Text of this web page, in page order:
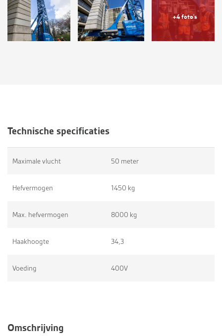
+4 foto's
Technische specificaties
Maximale vlucht 50 meter
Hefvermogen 1450 kg
Max. hefvermogen 8000 kg
Haakhoogte 34,3
Voeding 400V
Omschrijving